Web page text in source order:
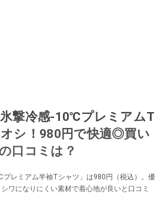
撃冷感-10℃プレミアムT
シ！980円で快適◎買い
口コミは？
レミアム半袖Tシャツ」は980円（税込）。優
ワになりにくい素材で着心地が良いと口コミ